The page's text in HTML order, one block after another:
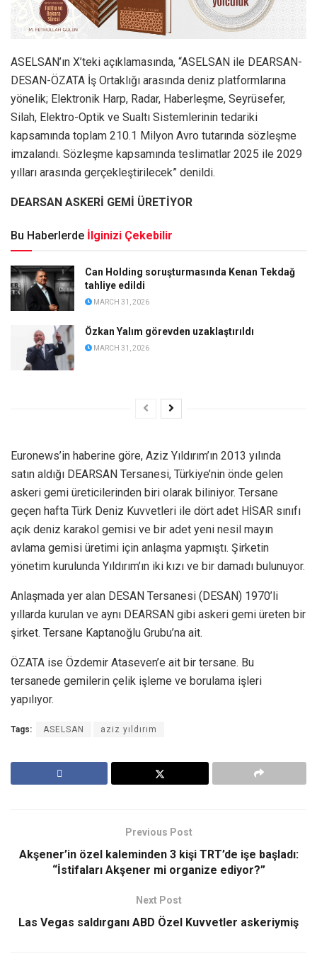
ASELSAN’ın X’teki açıklamasında, “ASELSAN ile DEARSAN-
DESAN-ÖZATA İş Ortaklığı arasında deniz platformlarına
yönelik; Elektronik Harp, Radar, Haberleşme, Seyrüsefer,
Silah, Elektro-Optik ve Sualtı Sistemlerinin tedariki
kapsamında toplam 210.1 Milyon Avro tutarında sözleşme
imzalandı. Sözleşme kapsamında teslimatlar 2025 ile 2029
yılları arasında gerçekleştirilecek” denildi.
DEARSAN ASKERİ GEMİ ÜRETİYOR
Bu Haberlerde İlginizi Çekebilir
Can Holding soruşturmasında Kenan Tekdağ
tahliye edildi
MARCH 31, 2026
Özkan Yalım görevden uzaklaştırıldı
MARCH 31, 2026
Euronews’in haberine göre, Aziz Yıldırım’ın 2013 yılında
satın aldığı DEARSAN Tersanesi, Türkiye’nin önde gelen
askeri gemi üreticilerinden biri olarak biliniyor. Tersane
geçen hafta Türk Deniz Kuvvetleri ile dört adet HİSAR sınıfı
açık deniz karakol gemisi ve bir adet yeni nesil mayın
avlama gemisi üretimi için anlaşma yapmıştı. Şirketin
yönetim kurulunda Yıldırım’ın iki kızı ve bir damadı bulunuyor.
Anlaşmada yer alan DESAN Tersanesi (DESAN) 1970’li
yıllarda kurulan ve aynı DEARSAN gibi askeri gemi üreten bir
şirket. Tersane Kaptanoğlu Grubu’na ait.
ÖZATA ise Özdemir Ataseven’e ait bir tersane. Bu
tersanede gemilerin çelik işleme ve borulama işleri
yapılıyor.
Tags: ASELSAN aziz yıldırım
Previous Post
Akşener’in özel kaleminden 3 kişi TRT’de işe başladı:
“İstifaları Akşener mi organize ediyor?”
Next Post
Las Vegas saldırganı ABD Özel Kuvvetler askeriymiş